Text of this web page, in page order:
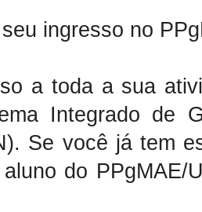
ingresso no
a toda a sua
Integrado de
Se você já tem
do PPgMAE/